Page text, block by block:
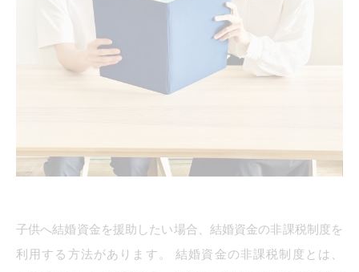
子供へ結婚資金を援助したい場合、結婚資金の非課税制度を
利用する方法があります。 結婚資金の非課税制度とは、